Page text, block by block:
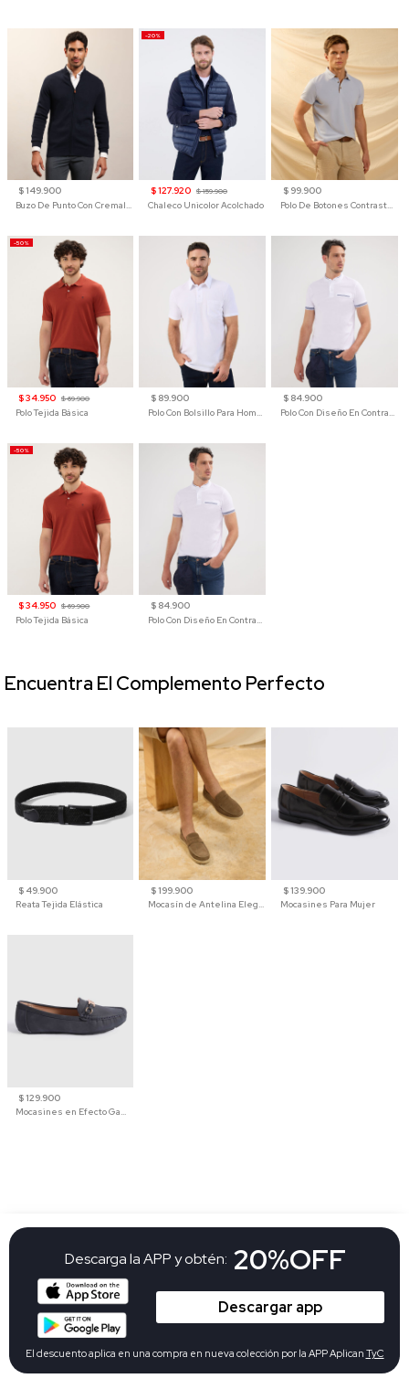
$ 149.900
Buzo De Punto Con Cremallera Para Hombre
-20%
$ 127.920 $ 159.900
Chaleco Unicolor Acolchado
$ 99.900
Polo De Botones Contraste Para Hombre
-50%
$ 34.950 $ 69.900
Polo Tejida Básica
$ 89.900
Polo Con Bolsillo Para Hombre
$ 84.900
Polo Con Diseño En Contraste
-50%
$ 34.950 $ 69.900
Polo Tejida Básica
$ 84.900
Polo Con Diseño En Contraste
$ 49.900
Reata Tejida Elástica
$ 199.900
Mocasín de Antelina Elegante con Suela de Contraste Para Hombre
$ 139.900
Mocasines Para Mujer
$ 129.900
Mocasines en Efecto Gamuzado Para Mujer
Encuentra El Complemento Perfecto
Descarga la APP y obtén: 20%OFF
Descargar app
El descuento aplica en una compra en nueva colección por la APP Aplican TyC